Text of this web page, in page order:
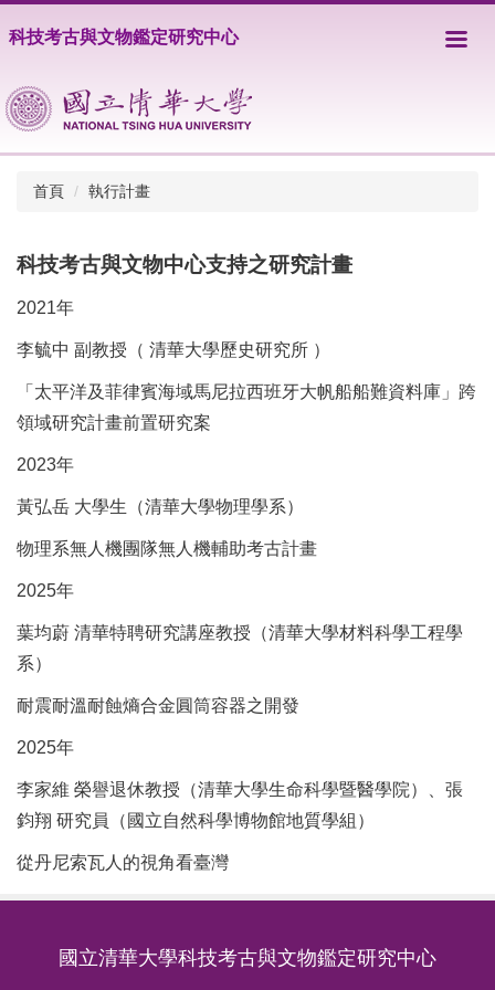
到
要
內
容
區
科技考古與文物鑑定研究中心
首頁 執行計畫
科技考古與文物中心支持之研究計畫
2021年
李毓中 副教授（ 清華大學歷史研究所 ）
「太平洋及菲律賓海域馬尼拉西班牙大帆船船難資料庫」跨
領域研究計畫前置研究案
2023年
黃弘岳 大學生（清華大學物理學系）
物理系無人機團隊無人機輔助考古計畫
2025年
葉均蔚 清華特聘研究講座教授（清華大學材料科學工程學
系）
耐震耐溫耐蝕熵合金圓筒容器之開發
2025年
李家維 榮譽退休教授（清華大學生命科學暨醫學院）、張
鈞翔 研究員（國立自然科學博物館地質學組）
從丹尼索瓦人的視角看臺灣
國立清華大學科技考古與文物鑑定研究中心